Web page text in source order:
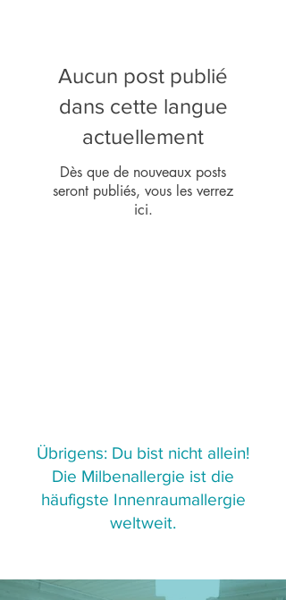
Aucun post publié
dans cette langue
actuellement
Dès que de nouveaux posts
seront publiés, vous les verrez
ici.
Übrigens: Du bist nicht allein!
Die Milbenallergie ist die
häufigste Innenraumallergie
weltweit.